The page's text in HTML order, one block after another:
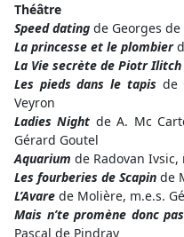
Théâtre
Speed dating de Georges
La princesse et le plombier
La Vie secrète de Piotr Ilitch
Les pieds dans le tapis de
Veyron
Ladies Night de A. Mc
Gérard Goutel
Aquarium de Radovan Ivsic,
Les fourberies de Scapin de
L’Avare de Molière, m.e.s.
Mais n’te promène donc
Pascal de Pindray